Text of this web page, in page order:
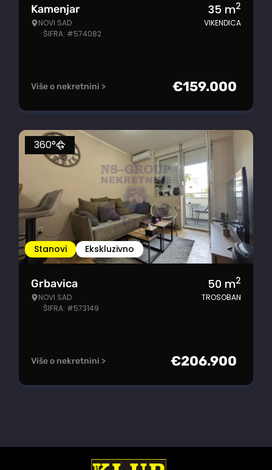
Kamenjar
NOVI SAD
ŠIFRA: #574082
35 m2
VIKENDICA
Više o nekretnini > €159.000
Stanovi Ekskluzivno
360°
Grbavica
NOVI SAD
ŠIFRA: #573149
50 m2
TROSOBAN
Više o nekretnini > €206.900